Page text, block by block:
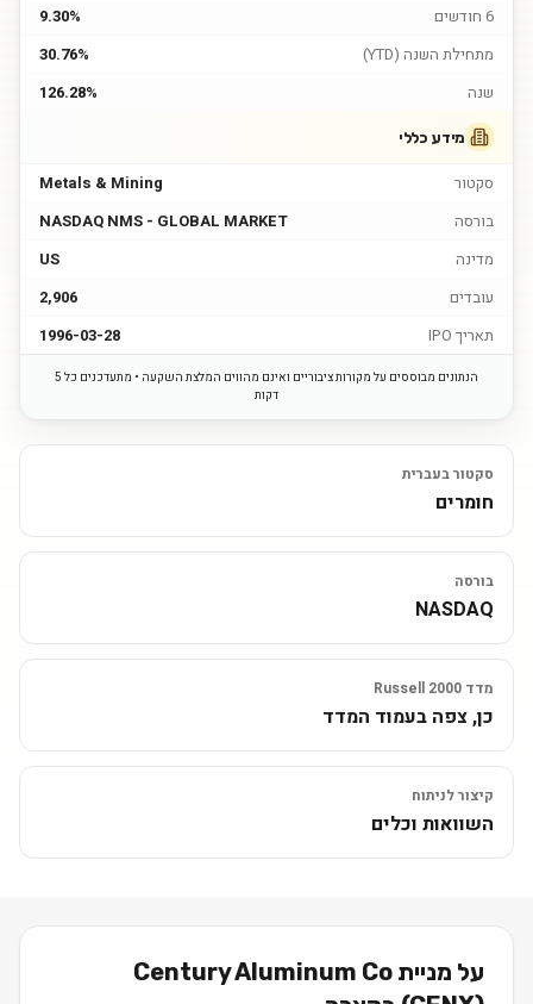
6 חודשים
9.30%
מתחילת השנה (YTD)
30.76%
שנה
126.28%
מידע כללי
סקטור
Metals & Mining
בורסה
NASDAQ NMS - GLOBAL MARKET
מדינה
US
עובדים
2,906
תאריך IPO
1996-03-28
הנתונים מבוססים על מקורות ציבוריים ואינם מהווים המלצת השקעה • מתעדכנים כל 5
דקות
סקטור בעברית
חומרים
בורסה
NASDAQ
מדד Russell 2000
כן, צפה בעמוד המדד
קיצור לניתוח
השוואות וכלים
על מניית Century Aluminum Co